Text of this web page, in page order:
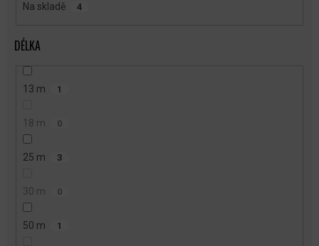
Na skladě 4
DÉLKA
13 m 1
18 m 0
25 m 3
30 m 0
50 m 1